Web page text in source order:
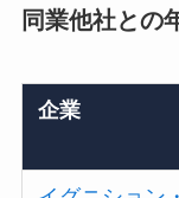
同業他社との
企業